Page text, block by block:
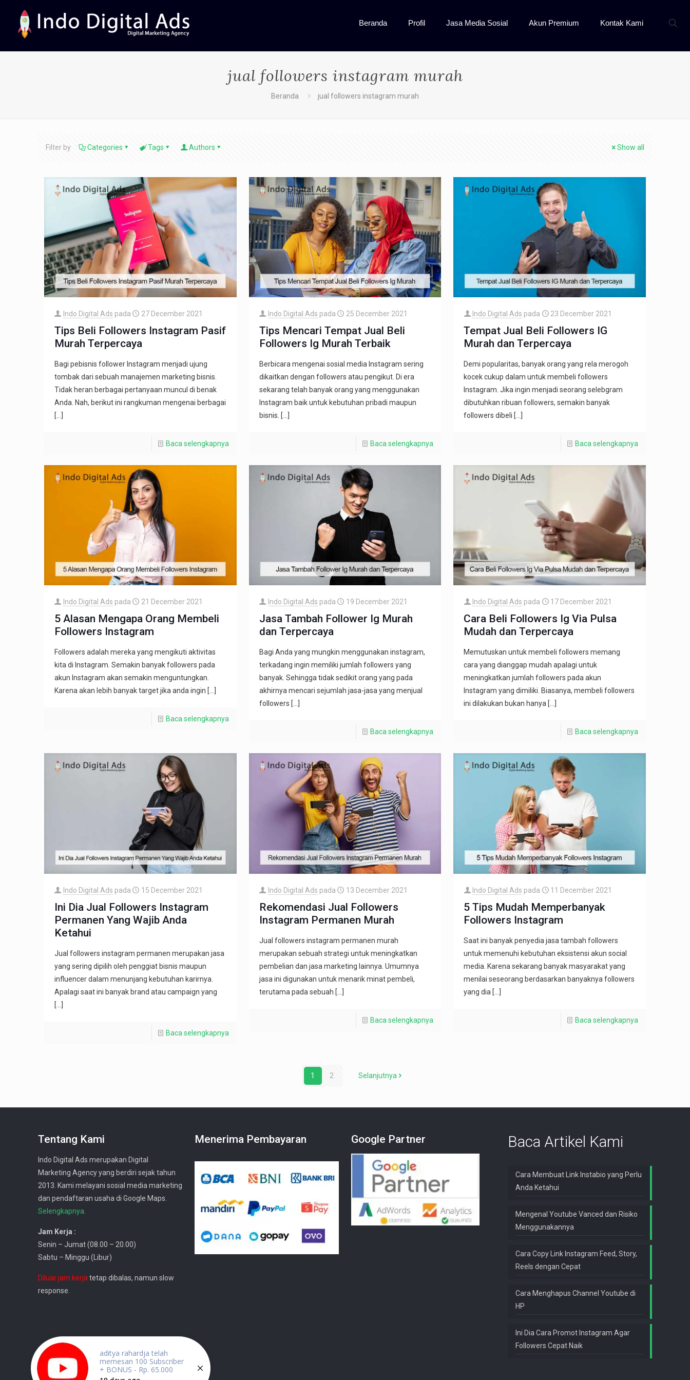
Beranda Profil Jasa Media Sosial Akun Premium Kontak Kami
jual followers instagram murah
Beranda jual followers instagram murah
Filter by Categories Tags Authors Show all
Indo Digital Ads pada 27 December 2021
Tips Beli Followers Instagram Pasif
Murah Terpercaya
Bagi pebisnis follower Instagram menjadi ujung
tombak dari sebuah manajemen marketing bisnis.
Tidak heran berbagai pertanyaan muncul di benak
Anda. Nah, berikut ini rangkuman mengenai berbagai
[…]
Baca selengkapnya
Indo Digital Ads pada 25 December 2021
Tips Mencari Tempat Jual Beli
Followers Ig Murah Terbaik
Berbicara mengenai sosial media Instagram sering
dikaitkan dengan followers atau pengikut. Di era
sekarang telah banyak orang yang menggunakan
Instagram baik untuk kebutuhan pribadi maupun
bisnis. […]
Baca selengkapnya
Indo Digital Ads pada 23 December 2021
Tempat Jual Beli Followers IG
Murah dan Terpercaya
Demi popularitas, banyak orang yang rela merogoh
kocek cukup dalam untuk membeli followers
Instagram. Jika ingin menjadi seorang selebgram
dibutuhkan ribuan followers, semakin banyak
followers dibeli […]
Baca selengkapnya
Indo Digital Ads pada 21 December 2021
5 Alasan Mengapa Orang Membeli
Followers Instagram
Followers adalah mereka yang mengikuti aktivitas
kita di Instagram. Semakin banyak followers pada
akun Instagram akan semakin menguntungkan.
Karena akan lebih banyak target jika anda ingin […]
Baca selengkapnya
Indo Digital Ads pada 19 December 2021
Jasa Tambah Follower Ig Murah
dan Terpercaya
Bagi Anda yang mungkin menggunakan instagram,
terkadang ingin memiliki jumlah followers yang
banyak. Sehingga tidak sedikit orang yang pada
akhirnya mencari sejumlah jasa-jasa yang menjual
followers […]
Baca selengkapnya
Indo Digital Ads pada 17 December 2021
Cara Beli Followers Ig Via Pulsa
Mudah dan Terpercaya
Memutuskan untuk membeli followers memang
cara yang dianggap mudah apalagi untuk
meningkatkan jumlah followers pada akun
Instagram yang dimiliki. Biasanya, membeli followers
ini dilakukan bukan hanya […]
Baca selengkapnya
Indo Digital Ads pada 15 December 2021
Ini Dia Jual Followers Instagram
Permanen Yang Wajib Anda
Ketahui
Jual followers instagram permanen merupakan jasa
yang sering dipilih oleh penggiat bisnis maupun
influencer dalam menunjang kebutuhan karirnya.
Apalagi saat ini banyak brand atau campaign yang
[…]
Baca selengkapnya
Indo Digital Ads pada 13 December 2021
Rekomendasi Jual Followers
Instagram Permanen Murah
Jual followers instagram permanen murah
merupakan sebuah strategi untuk meningkatkan
pembelian dan jasa marketing lainnya. Umumnya
jasa ini digunakan untuk menarik minat pembeli,
terutama pada sebuah […]
Baca selengkapnya
Indo Digital Ads pada 11 December 2021
5 Tips Mudah Memperbanyak
Followers Instagram
Saat ini banyak penyedia jasa tambah followers
untuk memenuhi kebutuhan eksistensi akun social
media. Karena sekarang banyak masyarakat yang
menilai seseorang berdasarkan banyaknya followers
yang dia […]
Baca selengkapnya
1 2 Selanjutnya
Tentang Kami
Indo Digital Ads merupakan Digital
Marketing Agency yang berdiri sejak tahun
2013. Kami melayani sosial media marketing
dan pendaftaran usaha di Google Maps.
Selengkapnya.
Jam Kerja :
Senin – Jumat (08.00 – 20.00)
Sabtu – Minggu (Libur)
Diluar jam kerja tetap dibalas, namun slow
response.
Menerima Pembayaran Google Partner Baca Artikel Kami
Cara Membuat Link Instabio yang Perlu
Anda Ketahui
Mengenal Youtube Vanced dan Risiko
Menggunakannya
Cara Copy Link Instagram Feed, Story,
Reels dengan Cepat
Cara Menghapus Channel Youtube di
HP
Ini Dia Cara Promot Instagram Agar
Followers Cepat Naik
aditya rahardja telah
memesan 100 Subscriber
+ BONUS - Rp. 65.000